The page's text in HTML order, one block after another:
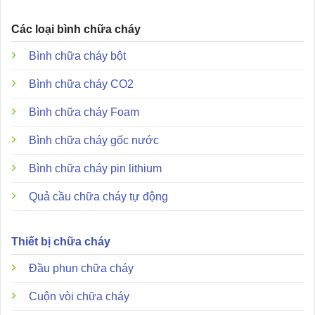
Tài liệu hướng dẫn sử dụng và file catalogue:
5-QA12 Catalogue
Các loại bình chữa cháy
Bình chữa cháy bột
Bình chữa cháy CO2
Bình chữa cháy Foam
Bình chữa cháy gốc nước
Bình chữa cháy pin lithium
Quả cầu chữa cháy tự động
Thiết bị chữa cháy
Đầu phun chữa cháy
Cuộn vòi chữa cháy